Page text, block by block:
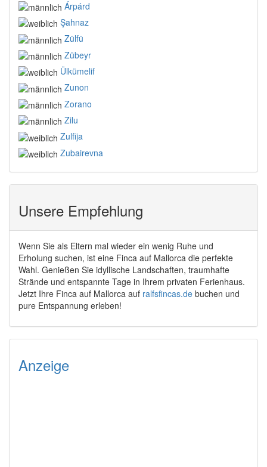
Árpárd
Şahnaz
Zülfü
Zübeyr
Ülkümelif
Zunon
Zorano
Zilu
Zulfija
Zubairevna
Unsere Empfehlung
Wenn Sie als Eltern mal wieder ein wenig Ruhe und
Erholung suchen, ist eine Finca auf Mallorca die perfekte
Wahl. Genießen Sie idyllische Landschaften, traumhafte
Strände und entspannte Tage in Ihrem privaten Ferienhaus.
Jetzt Ihre Finca auf Mallorca auf ralfsfincas.de buchen und
pure Entspannung erleben!
Anzeige